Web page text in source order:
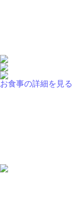
お食事の詳細を見る